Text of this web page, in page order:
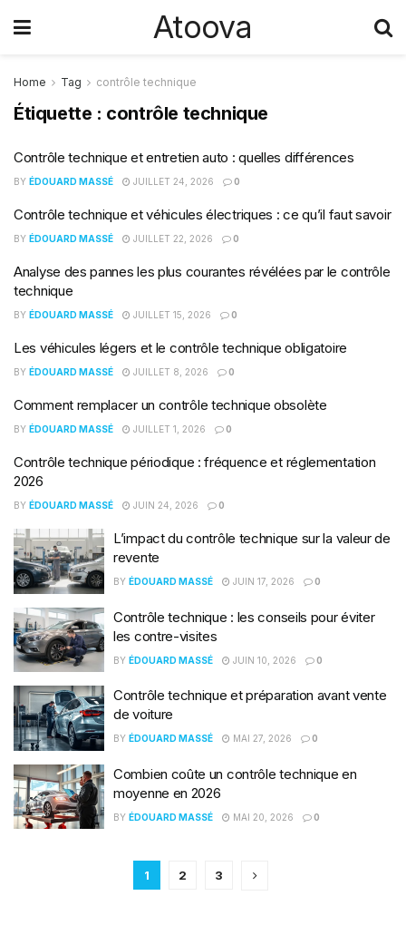
Atoova
Home Tag contrôle technique
Étiquette : contrôle technique
Contrôle technique et entretien auto : quelles différences
BY ÉDOUARD MASSÉ JUILLET 24, 2026 0
Contrôle technique et véhicules électriques : ce qu’il faut savoir
BY ÉDOUARD MASSÉ JUILLET 22, 2026 0
Analyse des pannes les plus courantes révélées par le contrôle
technique
BY ÉDOUARD MASSÉ JUILLET 15, 2026 0
Les véhicules légers et le contrôle technique obligatoire
BY ÉDOUARD MASSÉ JUILLET 8, 2026 0
Comment remplacer un contrôle technique obsolète
BY ÉDOUARD MASSÉ JUILLET 1, 2026 0
Contrôle technique périodique : fréquence et réglementation
2026
BY ÉDOUARD MASSÉ JUIN 24, 2026 0
L’impact du contrôle technique sur la valeur de
revente
BY ÉDOUARD MASSÉ JUIN 17, 2026 0
Contrôle technique : les conseils pour éviter
les contre-visites
BY ÉDOUARD MASSÉ JUIN 10, 2026 0
Contrôle technique et préparation avant vente
de voiture
BY ÉDOUARD MASSÉ MAI 27, 2026 0
Combien coûte un contrôle technique en
moyenne en 2026
BY ÉDOUARD MASSÉ MAI 20, 2026 0
1 2 3